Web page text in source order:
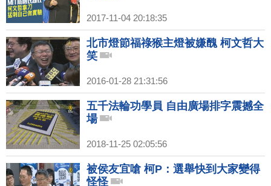
2017-11-04 20:18:35
北市燈節福祿猴主燈被嫌醜 柯文哲大
笑
2016-01-28 21:31:56
五千法輪功學員 自由廣場排字震撼全
場
2018-11-25 02:05:56
被侯友宜嗆 柯P：選舉快到大家變得
怪怪